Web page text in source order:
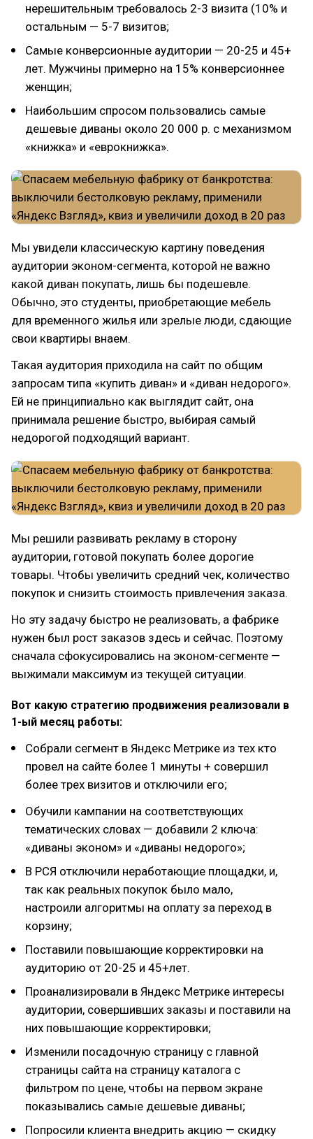
нерешительным требовалось 2-3 визита (10% и
остальным — 5-7 визитов;
Самые конверсионные аудитории — 20-25 и 45+
лет. Мужчины примерно на 15% конверсионнее
женщин;
Наибольшим спросом пользовались самые
дешевые диваны около 20 000 р. с механизмом
«книжка» и «еврокнижка».
Мы увидели классическую картину поведения
аудитории эконом-сегмента, которой не важно
какой диван покупать, лишь бы подешевле.
Обычно, это студенты, приобретающие мебель
для временного жилья или зрелые люди, сдающие
свои квартиры внаем.
Такая аудитория приходила на сайт по общим
запросам типа «купить диван» и «диван недорого».
Ей не принципиально как выглядит сайт, она
принимала решение быстро, выбирая самый
недорогой подходящий вариант.
Мы решили развивать рекламу в сторону
аудитории, готовой покупать более дорогие
товары. Чтобы увеличить средний чек, количество
покупок и снизить стоимость привлечения заказа.
Но эту задачу быстро не реализовать, а фабрике
нужен был рост заказов здесь и сейчас. Поэтому
сначала сфокусировались на эконом-сегменте —
выжимали максимум из текущей ситуации.
Вот какую стратегию продвижения реализовали в
1-ый месяц работы:
Собрали сегмент в Яндекс Метрике из тех кто
провел на сайте более 1 минуты + совершил
более трех визитов и отключили его;
Обучили кампании на соответствующих
тематических словах — добавили 2 ключа:
«диваны эконом» и «диваны недорого»;
В РСЯ отключили неработающие площадки, и,
так как реальных покупок было мало,
настроили алгоритмы на оплату за переход в
корзину;
Поставили повышающие корректировки на
аудиторию от 20-25 и 45+лет.
Проанализировали в Яндекс Метрике интересы
аудитории, совершивших заказы и поставили на
них повышающие корректировки;
Изменили посадочную страницу с главной
страницы сайта на страницу каталога с
фильтром по цене, чтобы на первом экране
показывались самые дешевые диваны;
Попросили клиента внедрить акцию — скидку